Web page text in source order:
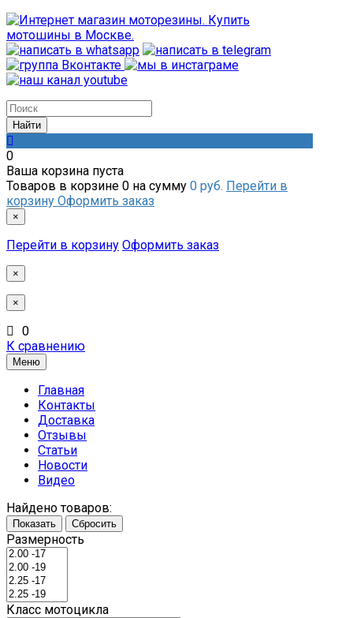
0
Ваша корзина пуста
Товаров в корзине 0 на сумму 0 руб. Перейти в
корзину Оформить заказ
×
Перейти в корзину Оформить заказ
×
×
0
К сравнению
Меню
Главная
Контакты
Доставка
Отзывы
Статьи
Новости
Видео
Найдено товаров:
Показать Сбросить
Размерность
Класс мотоцикла